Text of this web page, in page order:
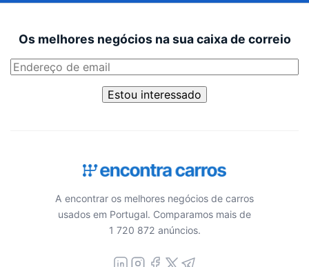
Os melhores negócios na sua caixa de correio
Estou interessado
A encontrar os melhores negócios de carros
usados em Portugal. Comparamos mais de
1 720 872 anúncios.